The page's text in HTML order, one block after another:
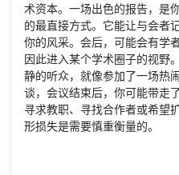
术资本。一场出色的报告，是
的最直接方式。它能让与会者
你的风采。会后，可能会有学
因此进入某个学术圈子的视野
静的听众，就像参加了一场热
谈，会议结束后，你可能带走
寻求教职、寻找合作者或希望
形损失是需要慎重衡量的。